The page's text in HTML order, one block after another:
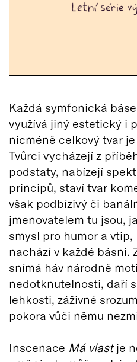
Každá symfonická
využívá jiný estetický i
nicméně celkový tvar
Tvůrci vycházejí z
podstaty, nabízejí
principů, staví tvar
však podbízivý či
jmenovatelem tu jsou,
smysl pro humor a
nachází v každé básni.
snímá háv národně
nedotknutelnosti, daří
lehkosti, záživné
pokora vůči němu
Inscenace Má vlastje